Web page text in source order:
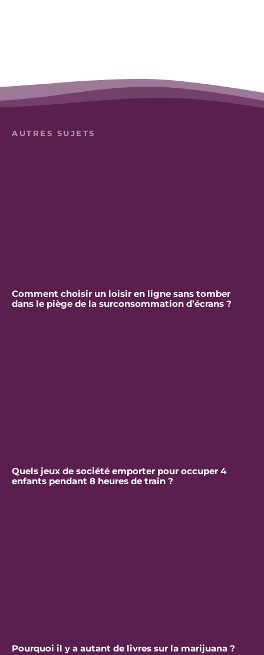
AUTRES SUJETS
Comment choisir un loisir en ligne sans tomber
dans le piège de la surconsommation d’écrans ?
Quels jeux de société emporter pour occuper 4
enfants pendant 8 heures de train ?
Pourquoi il y a autant de livres sur la marijuana ?